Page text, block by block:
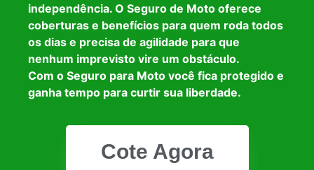
independência. O Seguro de Moto oferece
coberturas e benefícios para quem roda todos
os dias e precisa de agilidade para que
nenhum imprevisto vire um obstáculo.
Com o Seguro para Moto você fica protegido e
ganha tempo para curtir sua liberdade.
Cote Agora